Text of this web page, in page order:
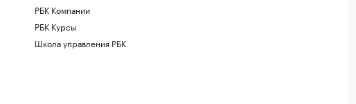
РБК Компании
РБК Курсы
Школа управления РБК